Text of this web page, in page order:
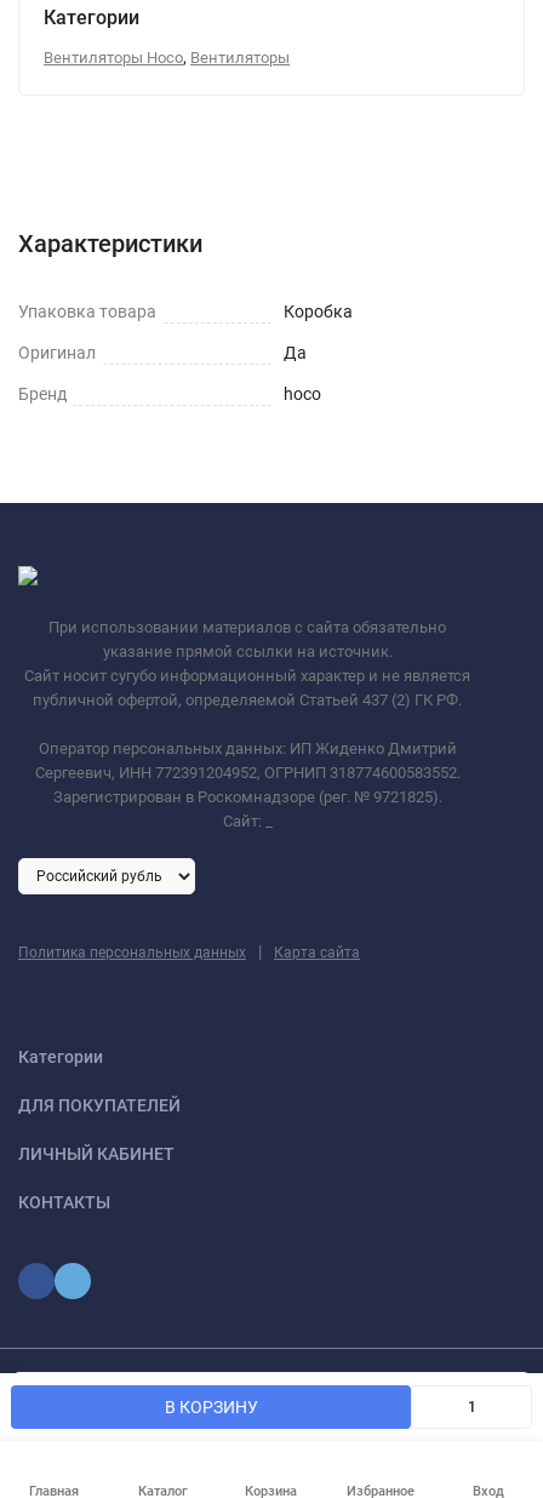
В КОРЗИНУ
Категории
Вентиляторы Hoco, Вентиляторы
Характеристики
Упаковка товара Коробка
Оригинал Да
Бренд hoco
При использовании материалов с сайта обязательно
указание прямой ссылки на источник.
Сайт носит сугубо информационный характер и не является
публичной офертой, определяемой Статьей 437 (2) ГК РФ.
Оператор персональных данных: ИП Жиденко Дмитрий
Сергеевич, ИНН 772391204952, ОГРНИП 318774600583552.
Зарегистрирован в Роскомнадзоре (рег. № 9721825).
Сайт:
Политика персональных данных | Карта сайта
Категории
ДЛЯ ПОКУПАТЕЛЕЙ
ЛИЧНЫЙ КАБИНЕТ
КОНТАКТЫ
Главная Каталог Корзина Избранное Вход